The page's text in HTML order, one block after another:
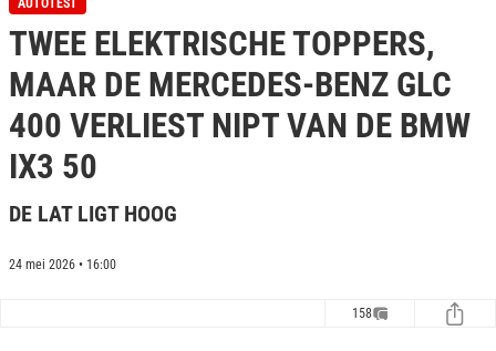
m
AUTOTEST
TWEE ELEKTRISCHE TOPPERS,
MAAR DE MERCEDES-BENZ GLC
400 VERLIEST NIPT VAN DE BMW
IX3 50
DE LAT LIGT HOOG
24 mei 2026 • 16:00
158